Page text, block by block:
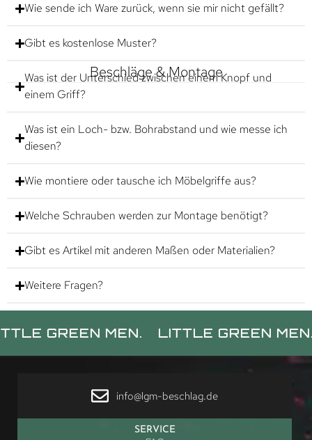
Wie sende ich Ware zurück, wenn sie mir nicht gefällt?
Gibt es kostenlose Muster?
Beschläge & Montage
Was ist der Unterschied zwischen einem Knopf und
einem Griff?
Was ist ein Loch- bzw. Bohrabstand und wie messe ich
diesen?
Wie montiere oder tausche ich Möbelgriffe aus?
Welche Schrauben werden zur Montage benötigt?
Gibt es Artikel mit anderen Maßen oder Materialien?
Weitere Fragen?
MEN. LITTLE GREEN MEN.
info@lgm-beschlag.de
SERVICE